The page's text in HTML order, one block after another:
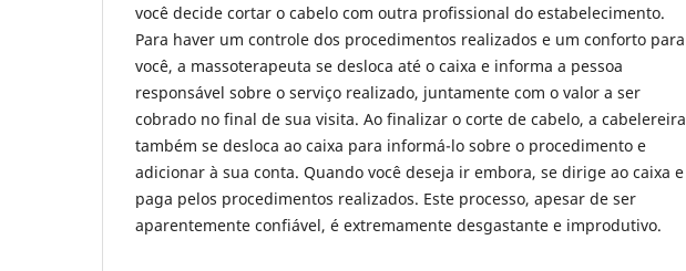
você decide cortar o cabelo com outra profissional do estabelecimento.
Para haver um controle dos procedimentos realizados e um conforto para
você, a massoterapeuta se desloca até o caixa e informa a pessoa
responsável sobre o serviço realizado, juntamente com o valor a ser
cobrado no final de sua visita. Ao finalizar o corte de cabelo, a cabelereira
também se desloca ao caixa para informá-lo sobre o procedimento e
adicionar à sua conta. Quando você deseja ir embora, se dirige ao caixa e
paga pelos procedimentos realizados. Este processo, apesar de ser
aparentemente confiável, é extremamente desgastante e improdutivo.